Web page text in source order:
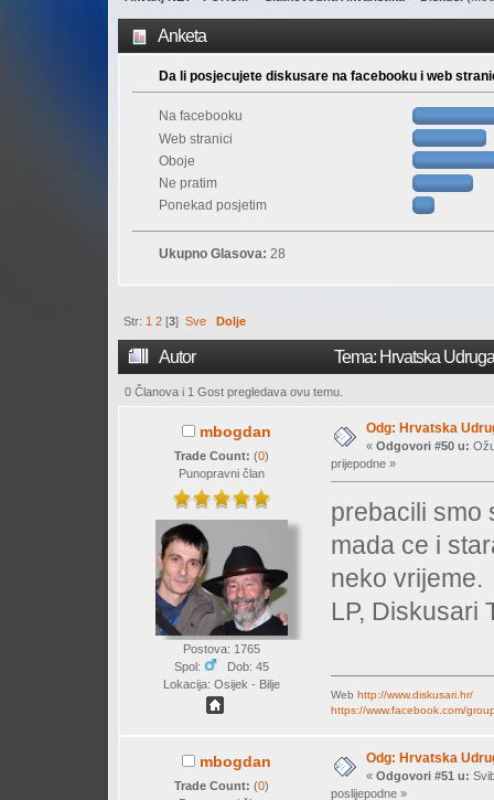
Anketa
Da li posjecujete diskusare na facebooku i web
Na facebooku
Web stranici
Oboje
Ne pratim
Ponekad posjetim
Ukupno Glasova: 28
Str: 1 2 [3]Sve Dolje
Autor Tema: Hrvatska
0 Članova i 1 Gost pregledava ovu temu.
mbogdan
Trade Count: (0)
Punopravni član
Postova: 1765
Spol:
Dob: 45
Lokacija: Osijek - Bilje
Odg: Hrvatska
« Odgovori #50 u:
prijepodne »
prebacili smo
mada ce i
neko vrijeme.
LP, Diskusari
Web http://www.diskusari.hr/
https://www.facebook.com/
mbogdan
Trade Count: (0)
Odg: Hrvatska
« Odgovori #51 u:
poslijepodne »